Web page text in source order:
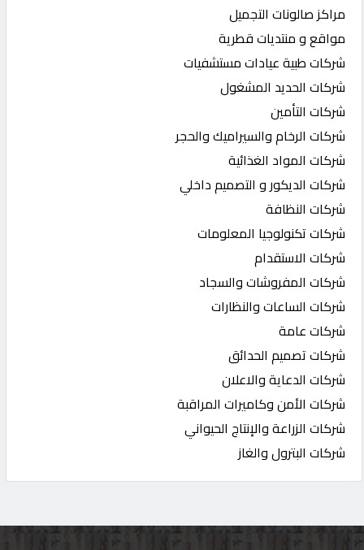
مراكز صالونات التجميل
مواقع و منتديات قطرية
شركات طبية عيادات مستشفيات
شركات الحديد المشغول
شركات التأمين
شركات الرخام والسيراميك والحجر
شركات المواد الغذائية
شركات الديكور و التصميم داخلي
شركات النظافة
شركات تكنولوجيا المعلومات
شركات الاستقدام
شركات المفروشات والسجاد
شركات الساعات والنظارات
شركات عامة
شركات تصميم الحدائق
شركات الدعاية والاعلان
شركات الأمن وكاميرات المراقبة
شركات الزراعة والإنتاج الحيواني
شركات البترول والغاز